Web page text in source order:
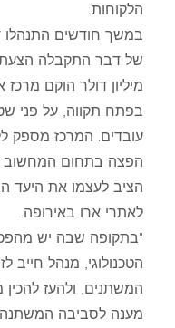
הלקוחות.
במשך חודשים התנהלו
מיליון דולר הוקם מרכז
עובדים. המרכז מספק
הפצה בתחום המחשוב
הציב לעצמו את היעד
לאתרי ארו באירופה.
"בתקופה שבה יש
הטכנולוגי, מנהל חייב
המשתנים, ולהעז
מענה לסביבה המשתנה.